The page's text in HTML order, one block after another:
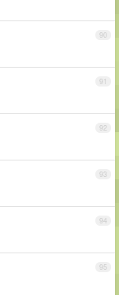
90
91
92
93
94
95